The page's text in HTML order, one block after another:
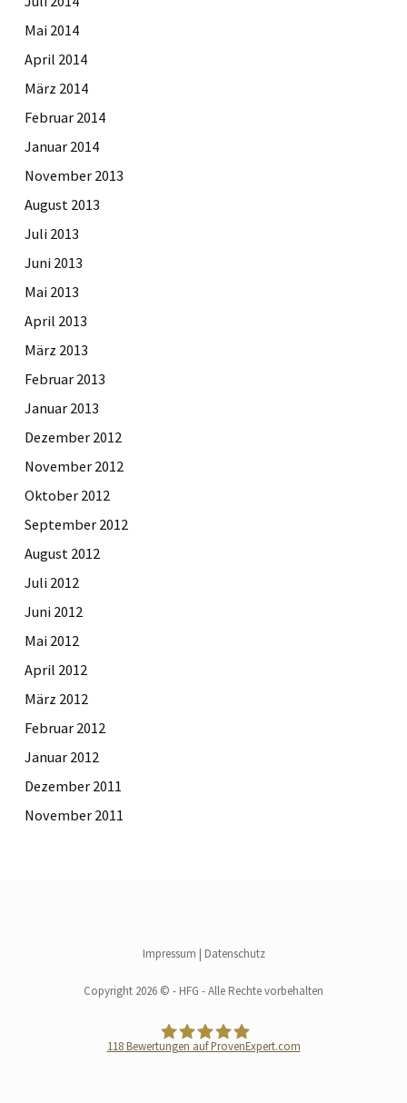
Mai 2014
April 2014
März 2014
Februar 2014
Januar 2014
November 2013
August 2013
Juli 2013
Juni 2013
Mai 2013
April 2013
März 2013
Februar 2013
Januar 2013
Dezember 2012
November 2012
Oktober 2012
September 2012
August 2012
Juli 2012
Juni 2012
Mai 2012
April 2012
März 2012
Februar 2012
Januar 2012
Dezember 2011
November 2011
Impressum | Datenschutz
Copyright 2026 © - HFG - Alle Rechte vorbehalten
118Bewertungen auf ProvenExpert.com